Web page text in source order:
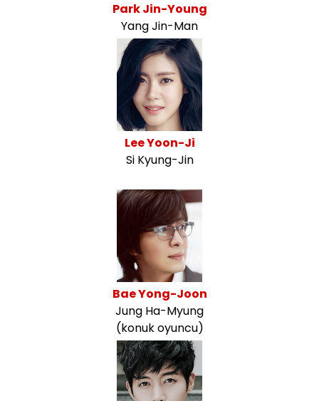
Park Jin-Young
Yang Jin-Man
Lee Yoon-Ji
Si Kyung-Jin
Bae Yong-Joon
Jung Ha-Myung
(konuk oyuncu)